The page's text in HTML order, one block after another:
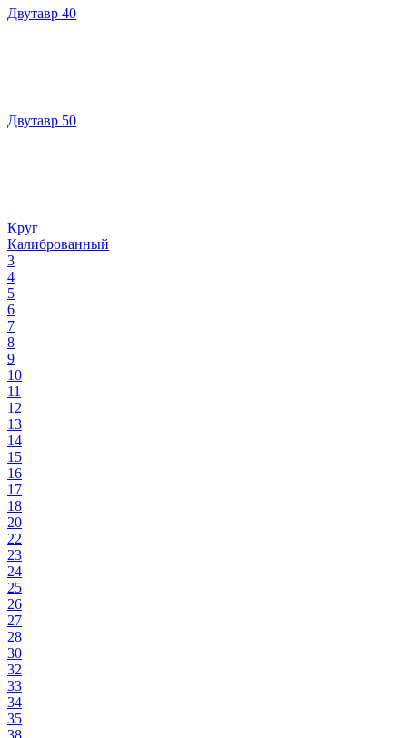
Двутавр 40
Двутавр 50
Круг
Калиброванный
3
4
5
6
7
8
9
10
11
12
13
14
15
16
17
18
20
22
23
24
25
26
27
28
30
32
33
34
35
38